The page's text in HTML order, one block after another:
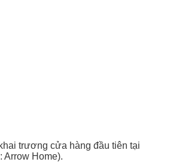
trương cửa hàng đầu tiên tại
Arrow Home).